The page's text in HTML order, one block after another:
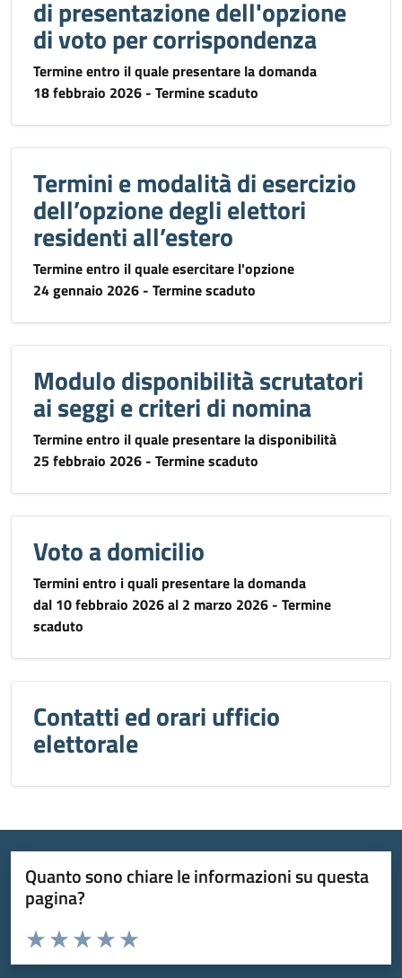
di presentazione dell'opzione
di voto per corrispondenza
Termine entro il quale presentare la domanda
18 febbraio 2026 - Termine scaduto
Termini e modalità di esercizio
dell’opzione degli elettori
residenti all’estero
Termine entro il quale esercitare l'opzione
24 gennaio 2026 - Termine scaduto
Modulo disponibilità scrutatori
ai seggi e criteri di nomina
Termine entro il quale presentare la disponibilità
25 febbraio 2026 - Termine scaduto
Voto a domicilio
Termini entro i quali presentare la domanda
dal 10 febbraio 2026 al 2 marzo 2026 - Termine
scaduto
Contatti ed orari ufficio
elettorale
Quanto sono chiare le informazioni su questa
pagina?
Valuta da 1 a 5 stelle la pagina
Valuta 5 stelle su 5
Valuta 4 stelle su 5
Valuta 3 stelle su 5
Valuta 2 stelle su 5
Valuta 1 stelle su 5